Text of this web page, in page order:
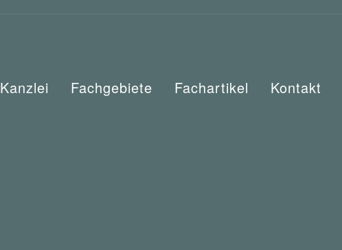
Kanzlei Fachgebiete Fachartikel Kontakt